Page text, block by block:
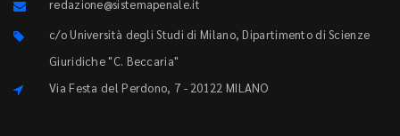
redazione@sistemapenale.it
c/o Università degli Studi di Milano, Dipartimento di Scienze
Giuridiche "C. Beccaria"
Via Festa del Perdono, 7 - 20122 MILANO